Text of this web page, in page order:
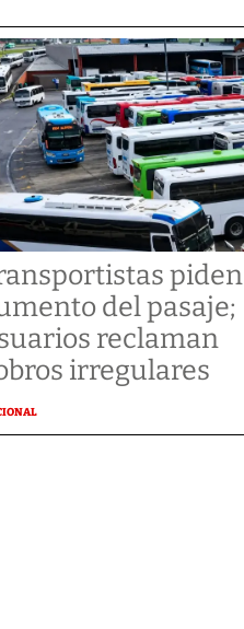
piden
del pasaje;
reclaman
irregulares